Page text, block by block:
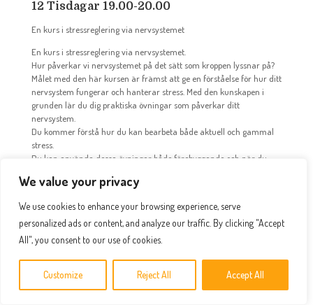
We value your privacy
We use cookies to enhance your browsing experience, serve
personalized ads or content, and analyze our traffic. By clicking "Accept
All", you consent to our use of cookies.
Customize Reject All Accept All
12 Tisdagar 19.00-20.00
En kurs i stressreglering via nervsystemet
En kurs i stressreglering via nervsystemet.
Hur påverkar vi nervsystemet på det sätt som kroppen lyssnar på?
Målet med den här kursen är främst att ge en förståelse för hur ditt
nervsystem fungerar och hanterar stress. Med den kunskapen i
grunden lär du dig praktiska övningar som påverkar ditt
nervsystem.
Du kommer förstå hur du kan bearbeta både aktuell och gammal
stress.
Du kan använda dessa övningar både förebyggande och när du
Sammanlagt kommer du ha tolv nycklar och verktyg som ger dig
Utöver kurstillfällena får du:
Du får en dagbok där du kan följa dina övningar
Praktiska guidade videos med både övningar och teori om du
behöver repetera den.